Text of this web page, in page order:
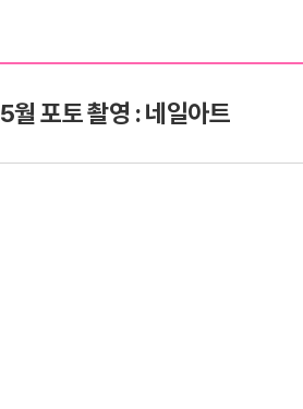
5월 포토 촬영 : 네일아트